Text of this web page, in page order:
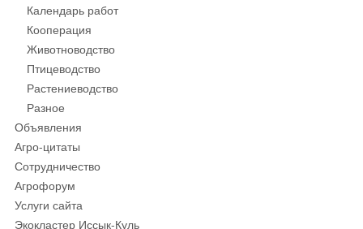
Календарь работ
Кооперация
Животноводство
Птицеводство
Растениеводство
Разное
Объявления
Агро-цитаты
Сотрудничество
Агрофорум
Услуги сайта
Экокластер Иссык-Куль